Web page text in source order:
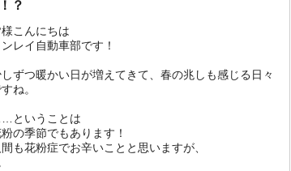
？
様こんにちは
ンレイ自動車部です！
しずつ暖かい日が増えてきて、春の兆しも感じる日々
ね。
ということは
の季節でもあります！
間も花粉症でお辛いことと思いますが、